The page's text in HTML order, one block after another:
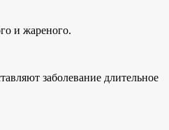
и жареного.
заболевание длительное